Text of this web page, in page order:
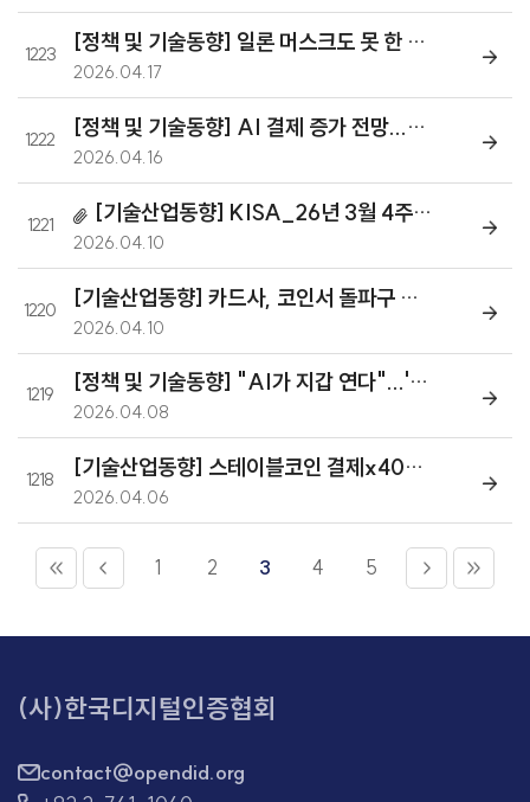
1223 [정책 및 기술동향] 일론 머스크도 못 한 '블록체인 국고'...한국이 먼저 현실로
2026.04.17
1222 [정책 및 기술동향] AI 결제 증가 전망...스테이블코인 대중화 갈림길
2026.04.16
1221 [기술산업동향] KISA_26년 3월 4주차 글로벌 블록체인 동향분석
2026.04.10
1220 [기술산업동향] 카드사, 코인서 돌파구 찾는다...블록체인 검증 '올인'
2026.04.10
1219 [정책 및 기술동향] "AI가 지갑 연다"...'에이전틱 커머스'에 결제 시장 재편
2026.04.08
1218 [기술산업동향] 스테이블코인 결제x402재단 출범...카카오페이 합류
2026.04.06
1 2 3 4 5
(사)한국디지털인증협회
contact@opendid.org